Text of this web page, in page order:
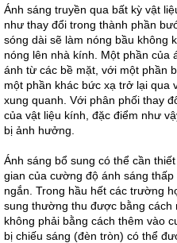
Ánh sáng truyền qua bất kỳ vật
như thay đổi trong thành phần
sóng dài sẽ làm nóng bầu không
nóng lên nhà kính. Một phần của
ánh từ các bề mặt, với một phần
một phần khác bức xạ trở lại qua
xung quanh. Với phân phối thay
của vật liệu kính, đặc điểm như
bị ảnh hưởng.
Ánh sáng bổ sung có thể cần
gian của cường độ ánh sáng
ngắn. Trong hầu hết các trường
sung thường thu được bằng
không phải bằng cách thêm vào
bị chiếu sáng (đèn tròn) có thể